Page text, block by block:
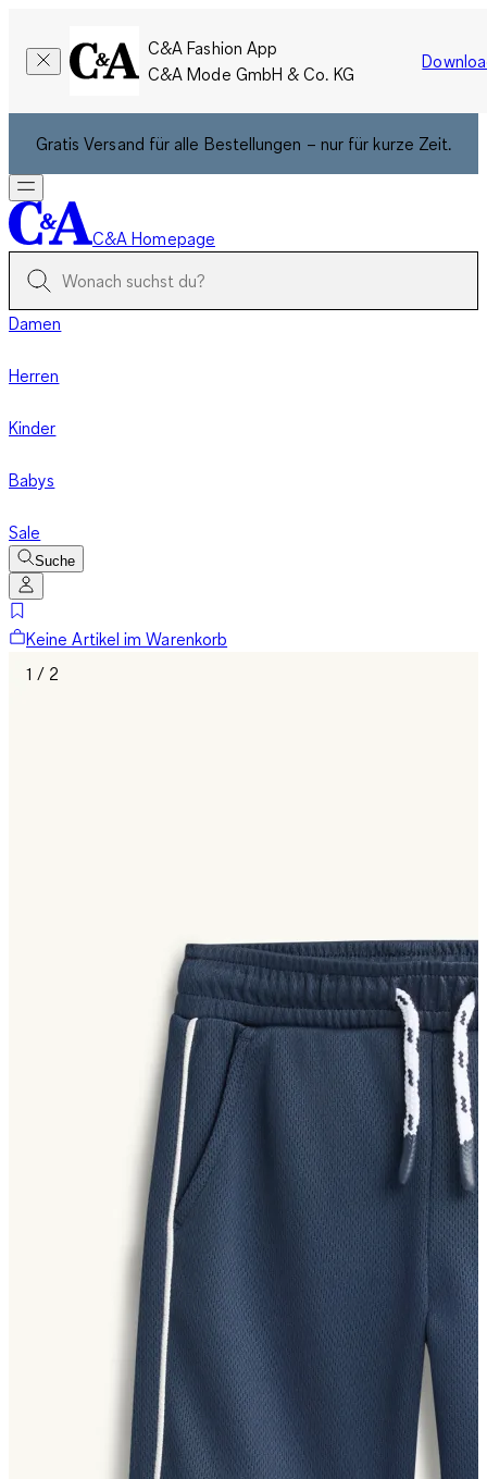
C&A Fashion App
C&A Mode GmbH & Co. KG
Gratis Versand für alle Bestellungen – nur für kurze Zeit.
C&A Homepage
Damen
Herren
Kinder
Babys
Sale
Suche
Keine Artikel im Warenkorb
1 / 2